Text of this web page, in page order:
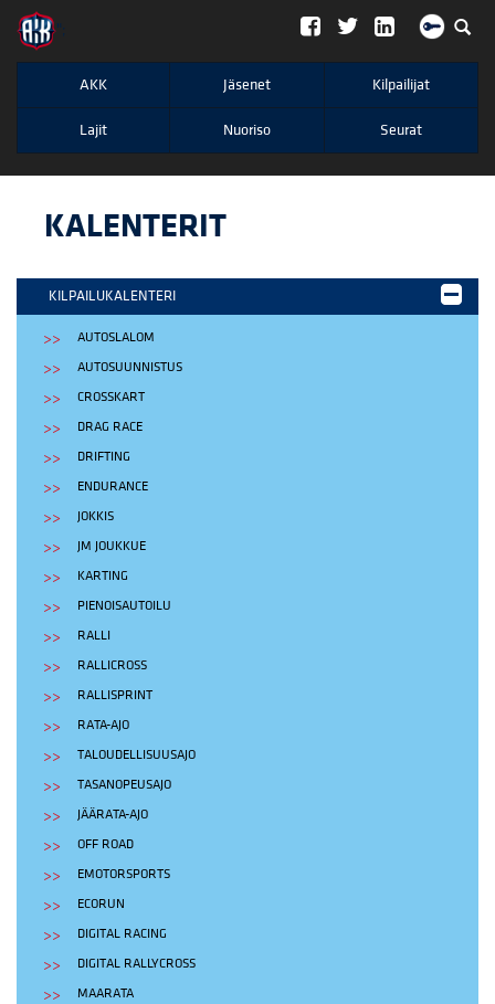
";
AKK Jäsenet Kilpailijat
Lajit Nuoriso Seurat
KALENTERIT
KILPAILUKALENTERI
AUTOSLALOM
AUTOSUUNNISTUS
CROSSKART
DRAG RACE
DRIFTING
ENDURANCE
JOKKIS
JM JOUKKUE
KARTING
PIENOISAUTOILU
RALLI
RALLICROSS
RALLISPRINT
RATA-AJO
TALOUDELLISUUSAJO
TASANOPEUSAJO
JÄÄRATA-AJO
OFF ROAD
EMOTORSPORTS
ECORUN
DIGITAL RACING
DIGITAL RALLYCROSS
MAARATA